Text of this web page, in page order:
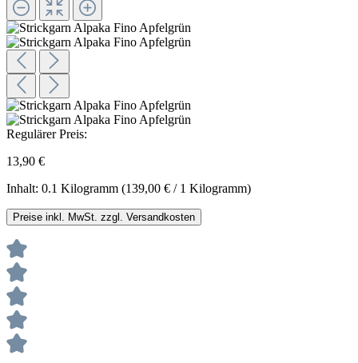
Regulärer Preis:
13,90 €
Inhalt: 0.1 Kilogramm (139,00 € / 1 Kilogramm)
Preise inkl. MwSt. zzgl. Versandkosten